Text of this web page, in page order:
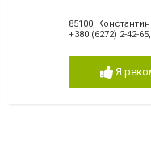
85100,
+380 (6272) 2-42-65
Я